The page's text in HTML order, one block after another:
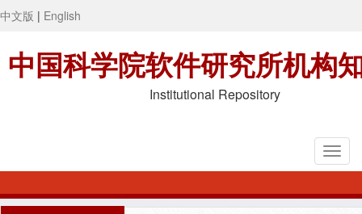
中文版 | English
中国科学院软件研究所机构
Institutional Repository